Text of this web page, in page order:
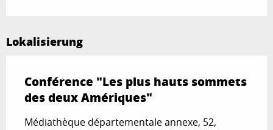
Lokalisierung
Conférence "Les plus hauts sommets
des deux Amériques"
Médiathèque départementale annexe, 52,